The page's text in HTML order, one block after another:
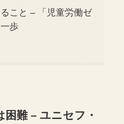
こと – 「児童労働ゼ
歩
困難 – ユニセフ・